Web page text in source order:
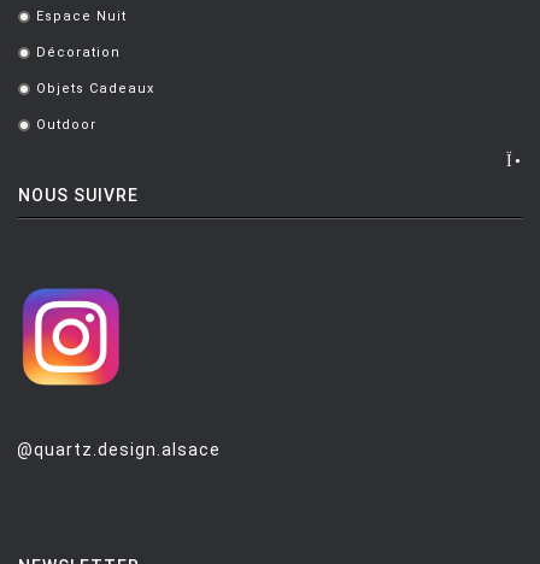
POULSEN
PUNT MOBLES
QUARTZ DESIGN
REMEMBER
SELETTI
SENTOU
SERRALUNGA
. Espace Nuit
. Décoration
. Objets Cadeaux
. Outdoor
NOUS SUIVRE
@quartz.design.alsace